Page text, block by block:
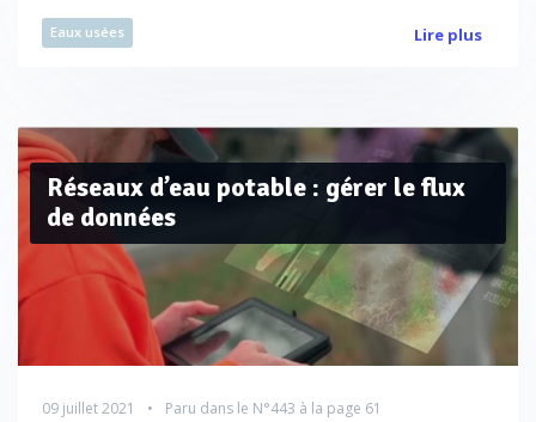
Eaux usées Lire plus
Réseaux d’eau potable : gérer le flux
de données
09 juillet 2021 Paru dans le N°443 à la page 61